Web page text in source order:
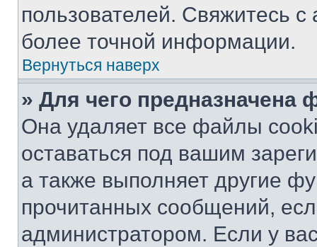
пользователей. Свяжитесь
более точной информации.
Вернуться наверх
» Для чего предназначена
Она удаляет все файлы
оставаться под вашим
а также выполняет другие
прочитанных сообщений,
администратором. Если у